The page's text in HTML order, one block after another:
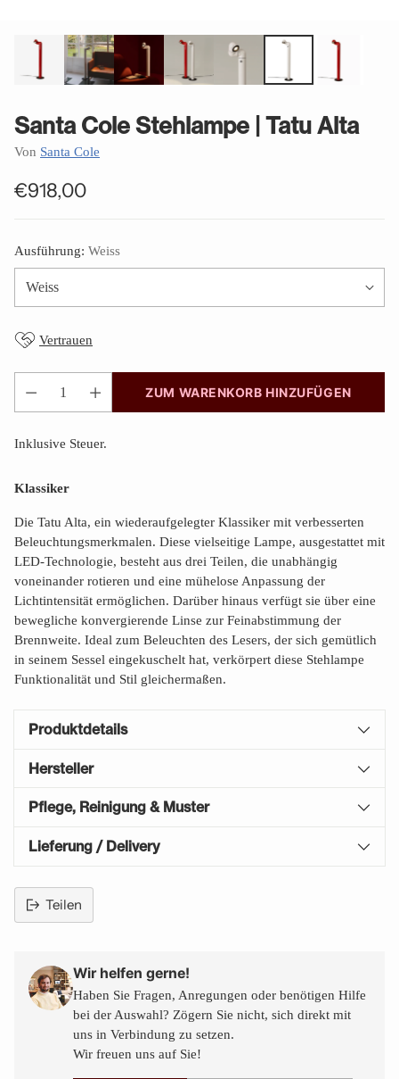
Santa Cole Stehlampe | Tatu Alta
Von Santa Cole
Normaler
€918,00
Ausführung: Weiss
Vertrauen
Anzahl
ZUM WARENKORB HINZUFÜGEN
Inklusive Steuer.
Klassiker
Die Tatu Alta, ein wiederaufgelegter Klassiker mit verbesserten
Beleuchtungsmerkmalen. Diese vielseitige Lampe, ausgestattet mit
LED-Technologie, besteht aus drei Teilen, die unabhängig
voneinander rotieren und eine mühelose Anpassung der
Lichtintensität ermöglichen. Darüber hinaus verfügt sie über eine
bewegliche konvergierende Linse zur Feinabstimmung der
Brennweite. Ideal zum Beleuchten des Lesers, der sich gemütlich
in seinem Sessel eingekuschelt hat, verkörpert diese Stehlampe
Funktionalität und Stil gleichermaßen.
Produktdetails
Hersteller
Pflege, Reinigung & Muster
Lieferung / Delivery
Teilen
den
Warenkorb
legen
Wir helfen gerne!
Haben Sie Fragen, Anregungen oder benötigen Hilfe
bei der Auswahl? Zögern Sie nicht, sich direkt mit
uns in Verbindung zu setzen.
Wir freuen uns auf Sie!